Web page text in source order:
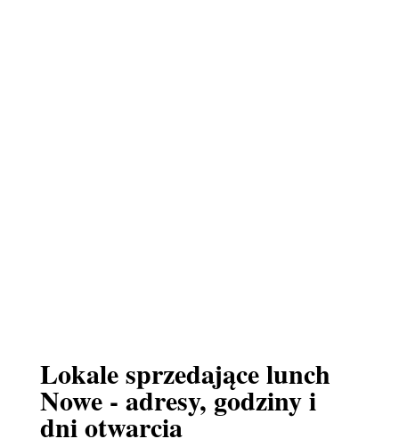
Lokale sprzedające lunch
Nowe - adresy, godziny i
dni otwarcia